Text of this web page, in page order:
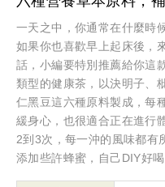
一天之中，你通常在什麼時
如果你也喜歡早上起床後，
話，小編要特別推薦給你這
類型的健康茶，以決明子、
仁黑豆這六種原料製成，每
緩身心，也很適合正在進行
2到3次，每一沖的風味都有
添加些許蜂蜜，自己DIY好喝